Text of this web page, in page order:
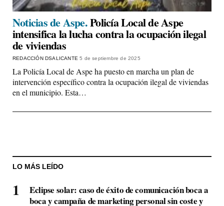
Noticias de Aspe.Policía Local de Aspe
intensifica la lucha contra la ocupación ilegal
de viviendas
REDACCIÓN DSALICANTE5 de septiembre de 2025
La Policía Local de Aspe ha puesto en marcha un plan de
intervención específico contra la ocupación ilegal de viviendas
en el municipio. Esta…
LO MÁS LEÍDO
Eclipse solar: caso de éxito de comunicación boca a
boca y campaña de marketing personal sin coste y